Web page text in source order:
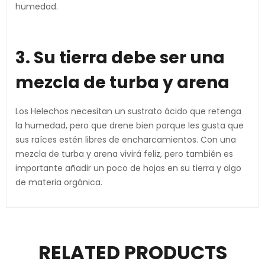
humedad.
3. Su tierra debe ser una
mezcla de turba y arena
Los Helechos necesitan un sustrato ácido que retenga
la humedad, pero que drene bien porque les gusta que
sus raíces estén libres de encharcamientos. Con una
mezcla de turba y arena vivirá feliz, pero también es
importante añadir un poco de hojas en su tierra y algo
de materia orgánica.
RELATED PRODUCTS